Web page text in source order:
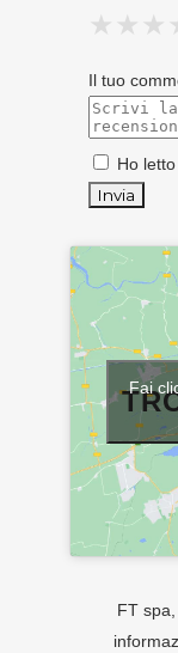
★
★ ★
★ ★ ★
★ ★ ★
★ ★ ★
Il tuo
Ho
Fai
FT